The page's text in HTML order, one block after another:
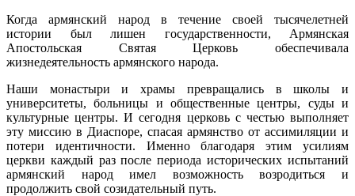
Когда армянский народ в течение своей тысячелетней
истории был лишен государственности, Армянская
Апостольская Святая Церковь обеспечивала
жизнедеятельность армянского народа.
Наши монастыри и храмы превращались в школы и
университеты, больницы и общественные центры, суды и
культурные центры. И сегодня церковь с честью выполняет
эту миссию в Диаспоре, спасая армянство от ассимиляции и
потери идентичности. Именно благодаря этим усилиям
церкви каждый раз после периода исторических испытаний
армянский народ имел возможность возродиться и
продолжить свой созидательный путь.